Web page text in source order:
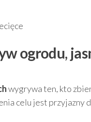
ogrodu,
wygrywa ten, kto
celu jest przyjazny